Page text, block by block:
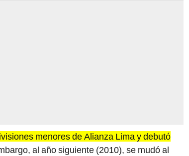
menores de Alianza Lima y debutó
al año siguiente (2010), se mudó al